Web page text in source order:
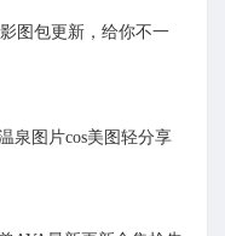
图包更新，给你不一
泉图片cos美图轻分享